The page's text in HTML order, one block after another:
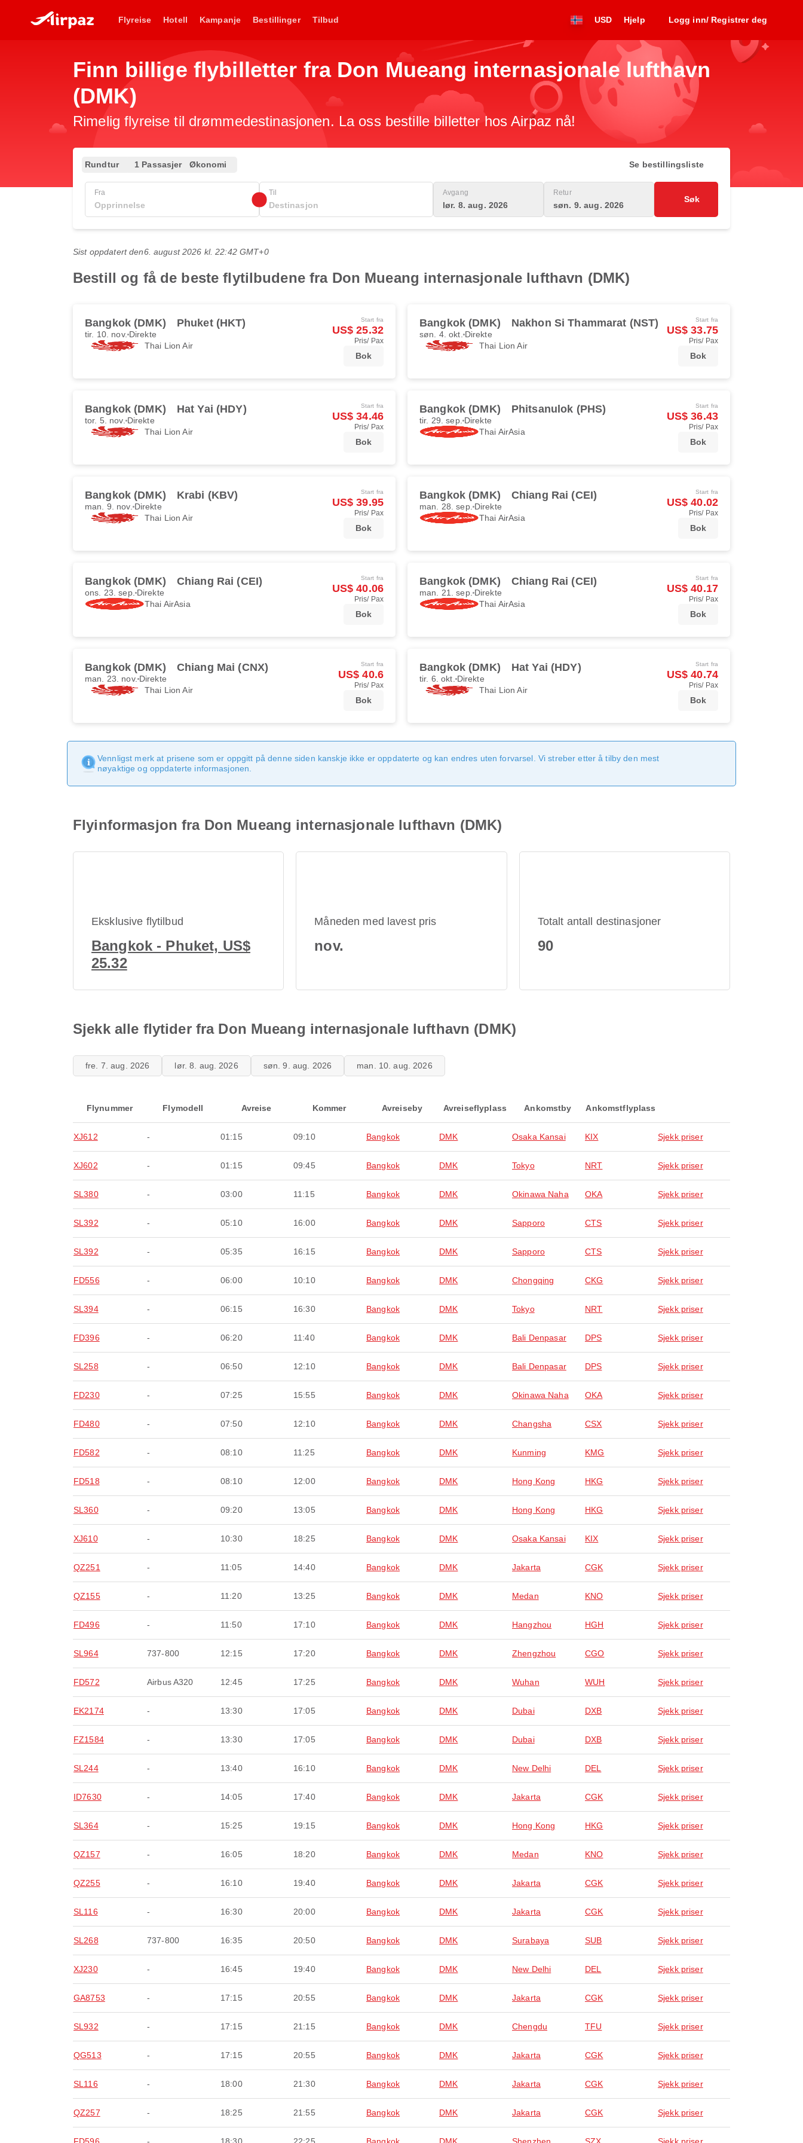
Flyreise Hotell Kampanje Bestillinger Tilbud USD Hjelp Logg inn/ Registrer deg
Finn billige flybilletter fra Don Mueang internasjonale lufthavn
(DMK)
Rimelig flyreise til drømmedestinasjonen. La oss bestille billetter hos Airpaz nå!
Rundtur 1 Passasjer Økonomi Se bestillingsliste
Fra Til Avgang
lør. 8. aug. 2026
Retur
søn. 9. aug. 2026
Søk
Sist oppdatert den6. august 2026 kl. 22:42 GMT+0
Bestill og få de beste flytilbudene fra Don Mueang internasjonale lufthavn (DMK)
Bangkok (DMK) Phuket (HKT)
tir. 10. nov. Direkte
Thai Lion Air
Start fra
US$ 25.32
Pris/ Pax
Bok
Bangkok (DMK) Nakhon Si Thammarat (NST)
søn. 4. okt. Direkte
Thai Lion Air
Start fra
US$ 33.75
Pris/ Pax
Bok
Bangkok (DMK) Hat Yai (HDY)
tor. 5. nov. Direkte
Thai Lion Air
Start fra
US$ 34.46
Pris/ Pax
Bok
Bangkok (DMK) Phitsanulok (PHS)
tir. 29. sep. Direkte
Thai AirAsia
Start fra
US$ 36.43
Pris/ Pax
Bok
Bangkok (DMK) Krabi (KBV)
man. 9. nov. Direkte
Thai Lion Air
Start fra
US$ 39.95
Pris/ Pax
Bok
Bangkok (DMK) Chiang Rai (CEI)
man. 28. sep. Direkte
Thai AirAsia
Start fra
US$ 40.02
Pris/ Pax
Bok
Bangkok (DMK) Chiang Rai (CEI)
ons. 23. sep. Direkte
Thai AirAsia
Start fra
US$ 40.06
Pris/ Pax
Bok
Bangkok (DMK) Chiang Rai (CEI)
man. 21. sep. Direkte
Thai AirAsia
Start fra
US$ 40.17
Pris/ Pax
Bok
Bangkok (DMK) Chiang Mai (CNX)
man. 23. nov. Direkte
Thai Lion Air
Start fra
US$ 40.6
Pris/ Pax
Bok
Bangkok (DMK) Hat Yai (HDY)
tir. 6. okt. Direkte
Thai Lion Air
Start fra
US$ 40.74
Pris/ Pax
Bok
Vennligst merk at prisene som er oppgitt på denne siden kanskje ikke er oppdaterte og kan endres uten forvarsel. Vi streber etter å tilby den mest
nøyaktige og oppdaterte informasjonen.
Flyinformasjon fra Don Mueang internasjonale lufthavn (DMK)
Eksklusive flytilbud
Bangkok - Phuket, US$
25.32
Måneden med lavest pris
nov.
Totalt antall destinasjoner
90
Sjekk alle flytider fra Don Mueang internasjonale lufthavn (DMK)
fre. 7. aug. 2026 lør. 8. aug. 2026 søn. 9. aug. 2026 man. 10. aug. 2026
Flynummer Flymodell Avreise Kommer Avreiseby Avreiseflyplass Ankomstby Ankomstflyplass
XJ612 - 01:15 09:10 Bangkok DMK Osaka Kansai KIX Sjekk priser
XJ602 - 01:15 09:45 Bangkok DMK Tokyo NRT Sjekk priser
SL380 - 03:00 11:15 Bangkok DMK Okinawa Naha OKA Sjekk priser
SL392 - 05:10 16:00 Bangkok DMK Sapporo CTS Sjekk priser
SL392 - 05:35 16:15 Bangkok DMK Sapporo CTS Sjekk priser
FD556 - 06:00 10:10 Bangkok DMK Chongqing CKG Sjekk priser
SL394 - 06:15 16:30 Bangkok DMK Tokyo NRT Sjekk priser
FD396 - 06:20 11:40 Bangkok DMK Bali Denpasar DPS Sjekk priser
SL258 - 06:50 12:10 Bangkok DMK Bali Denpasar DPS Sjekk priser
FD230 - 07:25 15:55 Bangkok DMK Okinawa Naha OKA Sjekk priser
FD480 - 07:50 12:10 Bangkok DMK Changsha CSX Sjekk priser
FD582 - 08:10 11:25 Bangkok DMK Kunming KMG Sjekk priser
FD518 - 08:10 12:00 Bangkok DMK Hong Kong HKG Sjekk priser
SL360 - 09:20 13:05 Bangkok DMK Hong Kong HKG Sjekk priser
XJ610 - 10:30 18:25 Bangkok DMK Osaka Kansai KIX Sjekk priser
QZ251 - 11:05 14:40 Bangkok DMK Jakarta CGK Sjekk priser
QZ155 - 11:20 13:25 Bangkok DMK Medan KNO Sjekk priser
FD496 - 11:50 17:10 Bangkok DMK Hangzhou HGH Sjekk priser
SL964 737-800 12:15 17:20 Bangkok DMK Zhengzhou CGO Sjekk priser
FD572 Airbus A320 12:45 17:25 Bangkok DMK Wuhan WUH Sjekk priser
EK2174 - 13:30 17:05 Bangkok DMK Dubai DXB Sjekk priser
FZ1584 - 13:30 17:05 Bangkok DMK Dubai DXB Sjekk priser
SL244 - 13:40 16:10 Bangkok DMK New Delhi DEL Sjekk priser
ID7630 - 14:05 17:40 Bangkok DMK Jakarta CGK Sjekk priser
SL364 - 15:25 19:15 Bangkok DMK Hong Kong HKG Sjekk priser
QZ157 - 16:05 18:20 Bangkok DMK Medan KNO Sjekk priser
QZ255 - 16:10 19:40 Bangkok DMK Jakarta CGK Sjekk priser
SL116 - 16:30 20:00 Bangkok DMK Jakarta CGK Sjekk priser
SL268 737-800 16:35 20:50 Bangkok DMK Surabaya SUB Sjekk priser
XJ230 - 16:45 19:40 Bangkok DMK New Delhi DEL Sjekk priser
GA8753 - 17:15 20:55 Bangkok DMK Jakarta CGK Sjekk priser
SL932 - 17:15 21:15 Bangkok DMK Chengdu TFU Sjekk priser
QG513 - 17:15 20:55 Bangkok DMK Jakarta CGK Sjekk priser
SL116 - 18:00 21:30 Bangkok DMK Jakarta CGK Sjekk priser
QZ257 - 18:25 21:55 Bangkok DMK Jakarta CGK Sjekk priser